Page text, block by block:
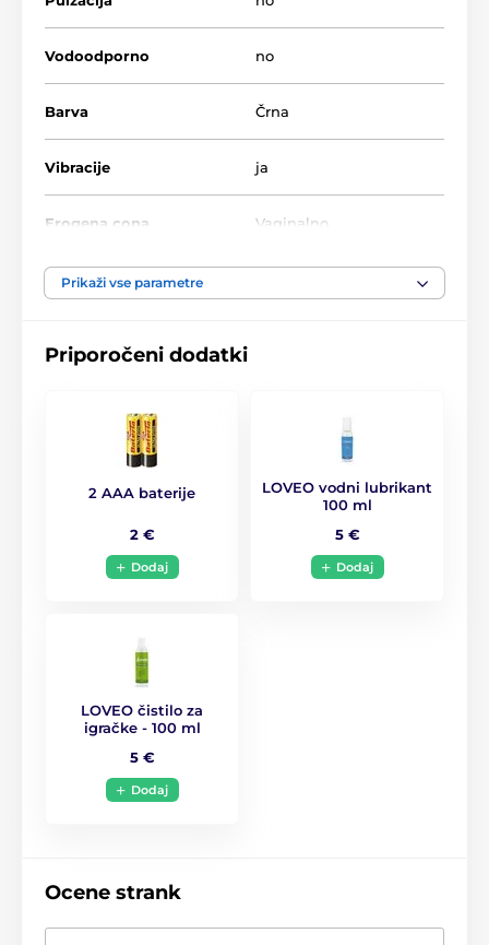
ZA ŽENSKE
Vibrirajoče Venerine kroglice
Vodoodporno no
Barva Črna
Vibracije ja
Erogena cona Vaginalno
Napajalnik
Premer
Vodoodpornost
Prikaži vse parametre
Priporočeni dodatki
2 AAA baterije
2 €
Dodaj
LOVEO vodni lubrikant
100 ml
5 €
Dodaj
LOVEO čistilo za
igračke - 100 ml
5 €
Dodaj
Ocene strank